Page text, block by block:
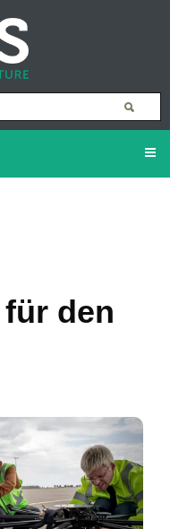
den